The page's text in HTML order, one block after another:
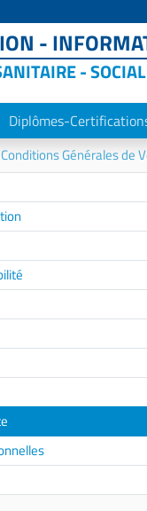
-
-
Diplômes-
Conditions Générales de